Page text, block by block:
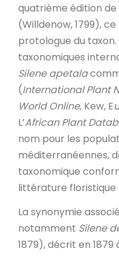
quatrième édition de
(Willdenow, 1799),
protologue du
taxonomiques
Silene apetala
(International Plant
World Online, Kew, E
L’African Plant
nom pour les
méditerranéennes,
taxonomique
littérature floristique
La synonymie
notamment Silene
1879), décrit en